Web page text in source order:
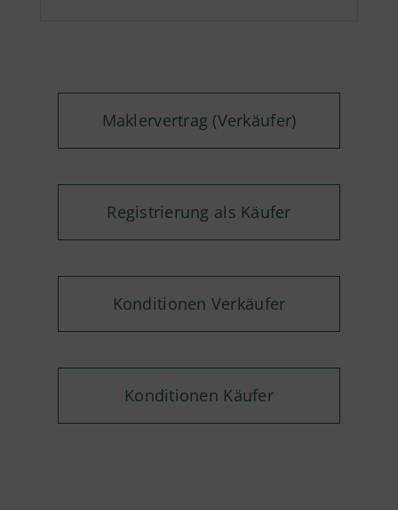
Maklervertrag (Verkäufer)
Registrierung als Käufer
Konditionen Verkäufer
Konditionen Käufer